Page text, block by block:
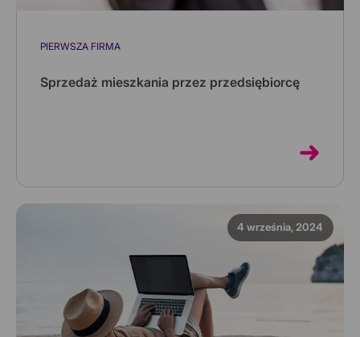
PIERWSZA FIRMA
Sprzedaż mieszkania przez przedsiębiorcę
4 września, 2024